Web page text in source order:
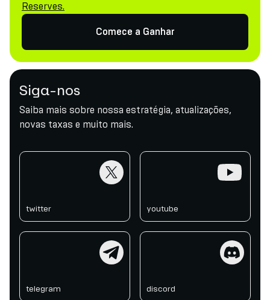
Reserves.
Comece a Ganhar
Siga-nos
Saiba mais sobre nossa estratégia, atualizações,
novas taxas e muito mais.
twitter youtube
telegram discord